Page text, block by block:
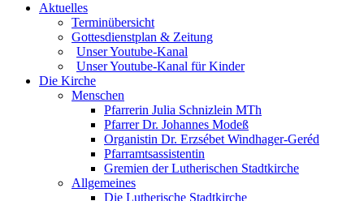
Aktuelles
Terminübersicht
Gottesdienstplan & Zeitung
Unser Youtube-Kanal
Unser Youtube-Kanal für Kinder
Die Kirche
Menschen
Pfarrerin Julia Schnizlein MTh
Pfarrer Dr. Johannes Modeß
Organistin Dr. Erzsébet Windhager-Geréd
Pfarramtsassistentin
Gremien der Lutherischen Stadtkirche
Allgemeines
Die Lutherische Stadtkirche